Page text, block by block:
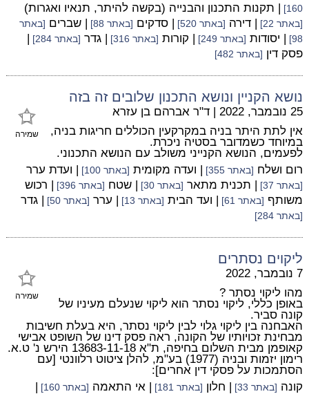
160]
| תקנות התכנון והבנייה (בקשה להיתר, תנאיו ואגרות)
[באתר 22] | דירה [באתר 520] | סדקים [באתר 88] | שברים [באתר
98]
| יסודות [באתר 249] | קורות [באתר 316] | גדר [באתר 284]
|
פסק דין [באתר 482]
נושא הקניין ונושא התכנון שלובים זה בזה
שמירה
25 נובמבר, 2022 | ד"ר אברהם בן עזרא
אין לתת היתר בניה במקרקעין הכוללים חריגות בניה,
במיוחד כשמדובר בסטיה ניכרת.
לפעמים, הנושא הקנייני משולב עם הנושא התכנוני.
רום ושלח [באתר 355] | ועדה מקומית [באתר 100] | ועדת ערר
[באתר 37] | תכנית מתאר [באתר 30] | שטח [באתר 396]
| רכוש
משותף [באתר 61] | ועד הבית [באתר 13] | ערר [באתר 50] | גדר
[באתר 284]
ליקוים נסתרים
שמירה
7 נובמבר, 2022
מהו ליקוי נסתר ?
באופן כללי, ליקוי נסתר הוא ליקוי שנעלם מעיניו של
קונה סביר.
האבחנה בין ליקוי גלוי לבין ליקוי נסתר, היא בעלת חשיבות
מבחינת זכויותיו של הקונה, ראה פסק דינו של השופט אבישי
קאופמן מבית השלום בחיפה, ת"א 13683-11-18 הירש נ' ט.א.
רימון יזמות ובניה (1977) בע"מ, להלן ציטוט רלוונטי [עם
הסתמכות על פסקי דין אחרים]:
קונה [באתר 33] | חלון [באתר 181] | אי התאמה [באתר 160]
|